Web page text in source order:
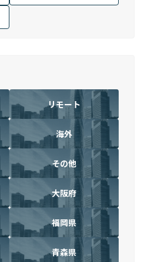
リモート
海外
その他
大阪府
福岡県
青森県